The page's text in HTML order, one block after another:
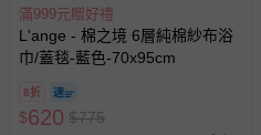
滿999元贈好禮
L'ange - 棉之境 6層純棉紗布浴
巾/蓋毯-藍色-70x95cm
8折
$620 $775